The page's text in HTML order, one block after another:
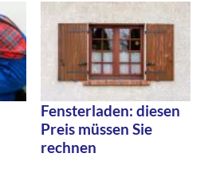
Fensterladen: diesen
Preis müssen Sie
rechnen